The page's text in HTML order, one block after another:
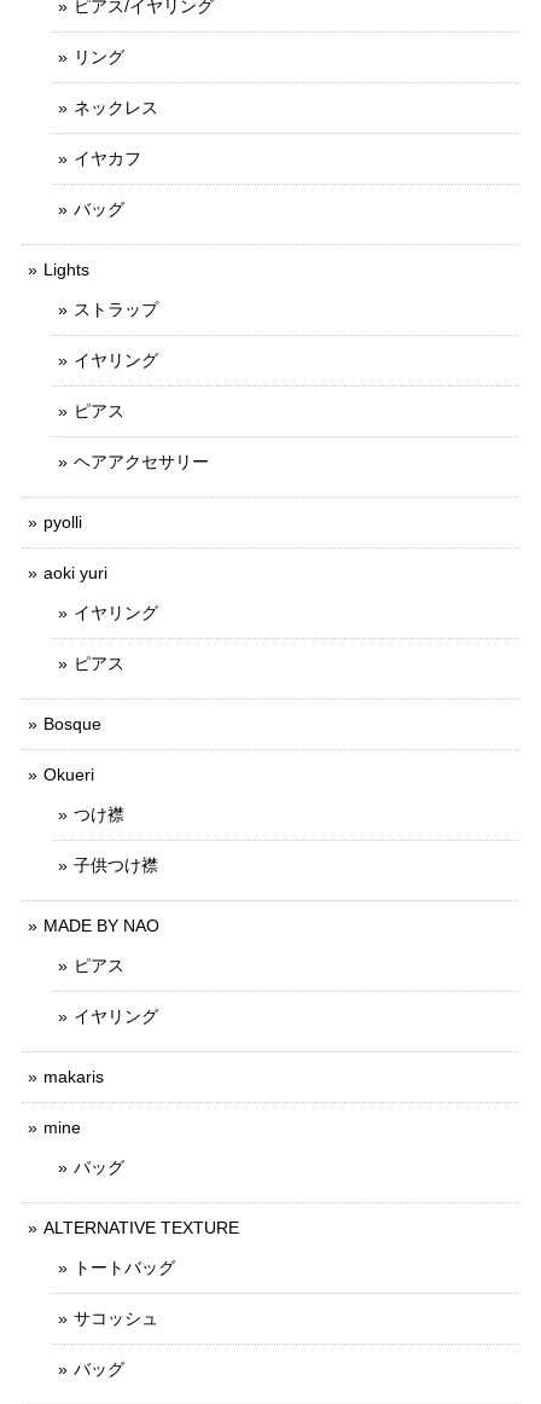
ピアス/イヤリング
リング
ネックレス
イヤカフ
バッグ
Lights
ストラップ
イヤリング
ピアス
ヘアアクセサリー
pyolli
aoki yuri
イヤリング
ピアス
Bosque
Okueri
つけ襟
子供つけ襟
MADE BY NAO
ピアス
イヤリング
makaris
mine
バッグ
ALTERNATIVE TEXTURE
トートバッグ
サコッシュ
バッグ